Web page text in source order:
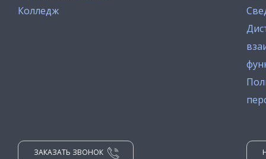
Колледж
ЗАКАЗАТЬ ЗВОНОК